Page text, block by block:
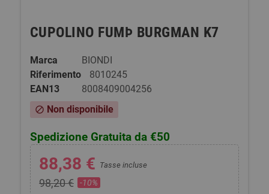
CUPOLINO FUMÞ BURGMAN K7
Marca
BIONDI
Riferimento
8010245
EAN13
8008409004256
block Non disponibile
Spedizione Gratuita da €50
88,38 € Tasse incluse
98,20 € -10%